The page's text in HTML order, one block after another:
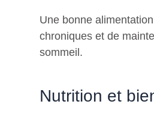
Une bonne
chroniques et de
sommeil.
Nutrition et